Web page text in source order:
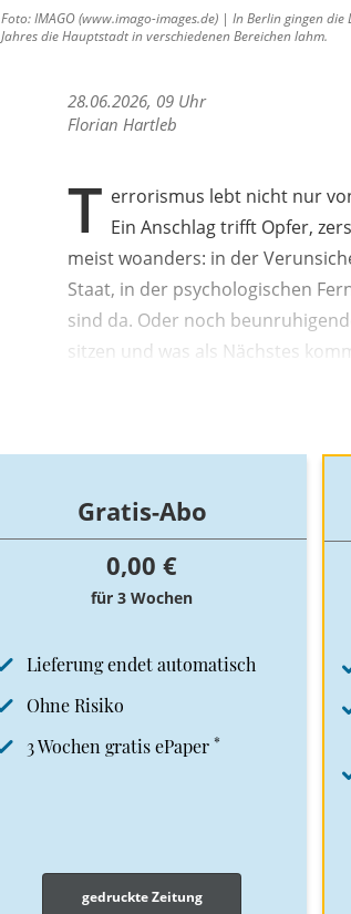
Foto: IMAGO (www.imago-images.de) | In Berlin gingen
Jahres die Hauptstadt in verschiedenen Bereichen lahm.
28.06.2026, 09 Uhr
Florian Hartleb
T errorismus lebt nicht nur
Ein Anschlag trifft Opfer,
meist woanders: in der
Staat, in der psychologischen
sind da. Oder noch
sitzen und was als Nächstes
Gratis-Abo
0,00 €
für 3 Wochen
Lieferung endet automatisch
Ohne Risiko
3 Wochen gratis ePaper *
gedruckte Zeitung